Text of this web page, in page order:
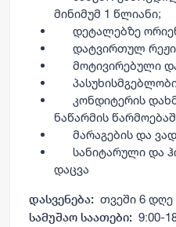
მინიმუმ 1 წლიანი;
დეტალებზე
დატვირთულ
მოტივირებული
კონდიტერის
ნაწარმის
მარაგების და
სანიტარული და
დაცვა
დასვენება: თვეში 6 დღე
სამუშაო საათები: 9:00-